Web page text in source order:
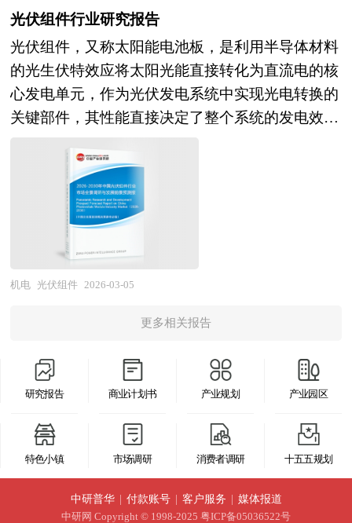
布市场的竞争格局，行业的发展动向，并对行业相
关政策进行了介绍和政策趋向研判，是电子布生产
企业、科研单位、零售企业等单位准确了解目前电
子布行业发展动态，把握企业定位和发展方向不可
多得的精品。
ANF、HC-NANF），后者通过消除包层节点、采
用嵌套毛细管结构等方式进一步降低散射与泄漏损
耗。中国电信已于2025年建成全球最长的100公里
商用空芯光缆，基于OSU系统验证了0.93毫秒超低
时延性能，标志着该技术在数据中心互联、金融交
本研究咨询报告由中研普华咨询公司领衔撰写，在
大量周密的市场调研基础上，主要依据了国家统计
局、国家商务部、国家发改委、国家经济信息中
心、国务院发展研究中心、全国商业信息中心、中
国经济景气监测中心、中国行业研究网、全国及海
外多种相关报刊杂志的基础信息以及专业研究单位
了详尽深入的分析，是企业进行市场研究工作时不
行信贷分析、证券分析、投资分析等研究工作时的
参考依据。
的"神奇材料"，超导材料不仅能够实现零损耗电能
竞争与产业制高点争夺的战略要地，其产业属性兼
具基础科学研究的探索性与未来产业爆发的战略性
的双重特质，是衡量国家前沿材料掌控能力与未来
产业竞争力的关键标志。 企业并购包括兼并与收
购。公司兼并是指经由转移公司所有权的形式，一
家或多家公司的全部资产与责任不需经过清算都转
移为另一公司所有，而接受全部资产与责任的另一
公司仍然完全以自身名义继续运行。公司收购则是
指一家公司经由收购另一公司的股票或股份等方
式，取得该另一公司的控制权或管理权。企业在并
购及资产重组活动中会涉及到诸多专业问题，比如
并购目标公司的选定，目标公司资产估值，并购重
制，并购的法律问题等等，面对这些问题，企业内
部因缺乏专业人才往往难以正确处理，因而必须委
公司领衔撰写，在大量周密的市场调研基础上，主
要依据了国家统计局、国家海关总署、国家发改
委、国家商务部、超导材料行业相关协会、中国行
业研究网等国家部门、行业协会、国内外相关报刊
光伏组件行业研究报告
光伏组件，又称太阳能电池板，是利用半导体材料
的光生伏特效应将太阳光能直接转化为直流电的核
心发电单元，作为光伏发电系统中实现光电转换的
关键部件，其性能直接决定了整个系统的发电效率
型，光伏产业已从补充能源迈向主力能源，组件技
术也正经历从“规模化扩张”到“高质量迭代”的深刻
变革。当前，在“双碳”目标引领下，我国光伏装机
容量持续领跑世界，但随之而来的早期投运组件逐
步进入退役周期，大规模报废潮预计将在2030年后
全面到来，废弃量或将达到年均百万吨级，如何实
可持续发展的关键议题。 为此，工信部等六部门
指导意见》，明确提出到2027年累计实现25万吨废
旧组件综合利用的目标，并推动建立涵盖绿色设
计、高效拆解、材料再生与产品应用的全链条闭环
体系。政策导向正倒逼企业在组件设计阶段就融入
解背板等环保材料，提升再生资源使用比例，同时
推动物理法、化学法与热解法等回收技术的产业化
机电 光伏组件 2026-03-05
更多相关报告
研究报告 商业计划书 产业规划 产业园区
特色小镇 市场调研 消费者调研 十五五规划
中研普华 付款账号 客户服务
媒体报道
中研网 Copyright © 1998-2025 粤ICP备05036522号